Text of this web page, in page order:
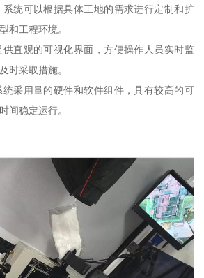
统可以根据具体工地的需求进行定制和扩
和工程环境。
直观的可视化界面，方便操作人员实时监
时采取措施。
采用量的硬件和软件组件，具有较高的可
间稳定运行。